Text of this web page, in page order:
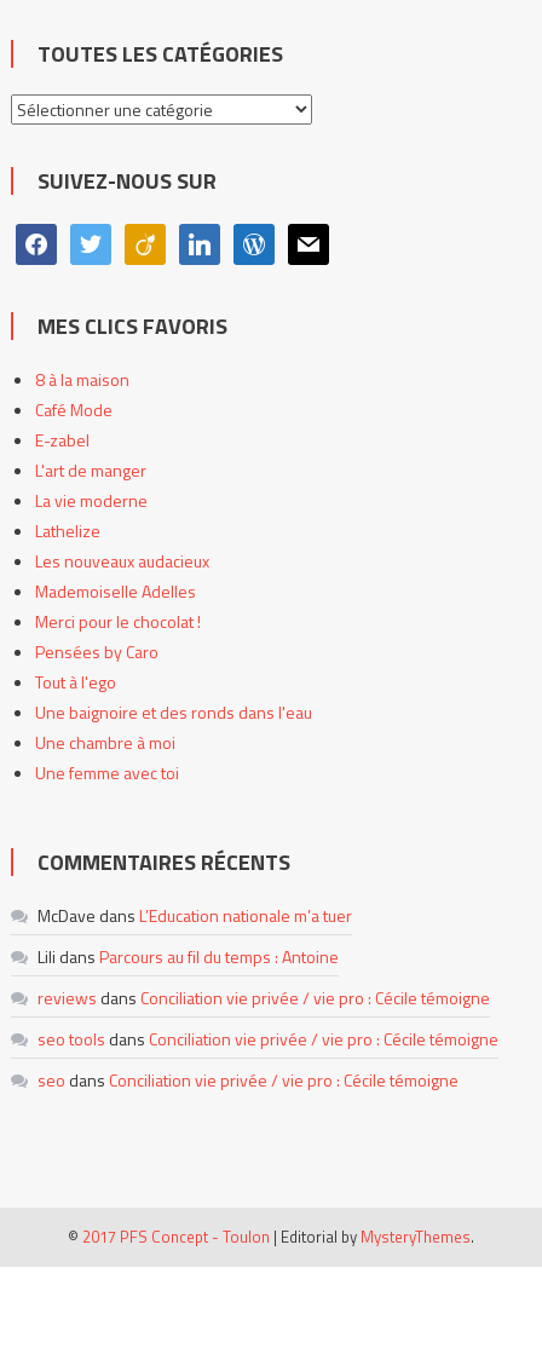
TOUTES LES CATÉGORIES
Toutes
catégories
SUIVEZ-NOUS SUR
facebooktwitter viadeo linkedin wordpress
mail
MES CLICS FAVORIS
8 à la maison
Café Mode
E-zabel
L'art de manger
La vie moderne
Lathelize
Les nouveaux audacieux
Mademoiselle Adelles
Merci pour le chocolat !
Pensées by Caro
Tout à l'ego
Une baignoire et des ronds dans l'eau
Une chambre à moi
Une femme avec toi
COMMENTAIRES RÉCENTS
McDave dansL’Education nationale m’a tuer
Lili dansParcours au fil du temps : Antoine
reviews dans Conciliation vie privée / vie pro : Cécile témoigne
seo tools dans Conciliation vie privée / vie pro : Cécile témoigne
seo dans Conciliation vie privée / vie pro : Cécile témoigne
© 2017 PFS Concept - Toulon | Editorial by MysteryThemes.